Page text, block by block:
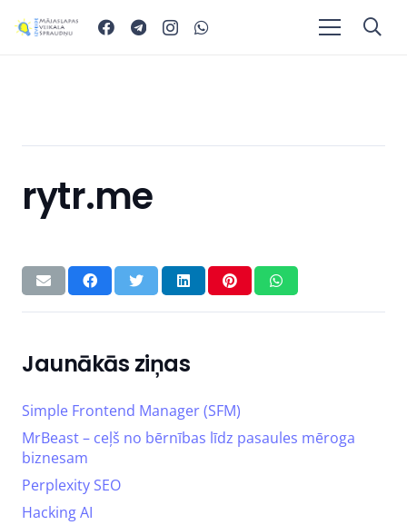
rytr.me
Jaunākās ziņas
Simple Frontend Manager (SFM)
MrBeast – ceļš no bērnības līdz pasaules mēroga
biznesam
Perplexity SEO
Hacking AI